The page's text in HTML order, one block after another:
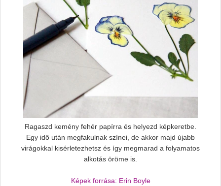
Ragaszd kemény fehér papírra és helyezd képkeretbe.
Egy idő után megfakulnak színei, de akkor majd újabb
virágokkal kisérletezhetsz és így megmarad a folyamatos
alkotás öröme is.
Képek forrása: Erin Boyle